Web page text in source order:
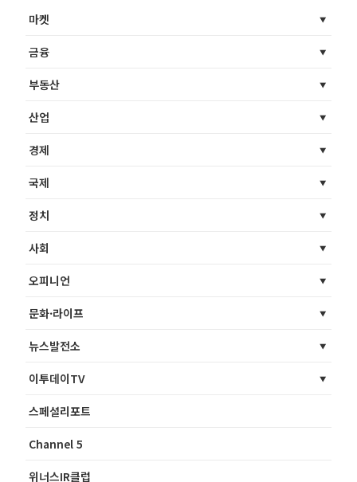
마켓
금융
부동산
산업
경제
국제
정치
사회
오피니언
문화·라이프
뉴스발전소
이투데이TV
스페셜리포트
Channel 5
위너스IR클럽